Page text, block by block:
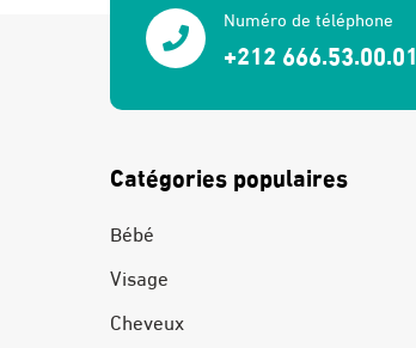
Numéro de téléphone
+212 666.53.00.01
Catégories populaires
Bébé
Visage
Cheveux